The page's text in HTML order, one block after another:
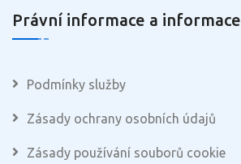
Právní informace a informace
Podmínky služby
Zásady ochrany osobních údajů
Zásady používání souborů cookie